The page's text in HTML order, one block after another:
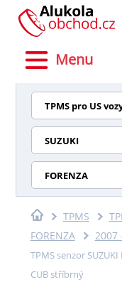
Menu
TPMS pro US
SUZUKI
FORENZA
TPMS
FORENZA
2007
TPMS senzor
CUB stříbrný